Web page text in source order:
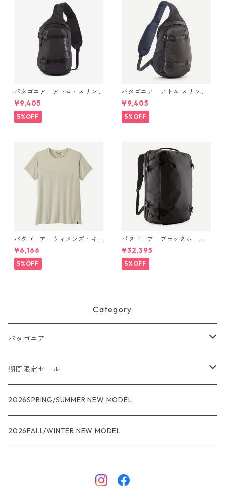
パタゴニア アトム・スリン
グ 8L (カラー Black) Patago
nia Atom Sling Bag 8L 日本
正規品 製品番号 48262
¥9,405
5%OFF
パタゴニア アトム スリング
8L Smolder Blue 48262 Pata
gonia Atom Sling Bag 8L 日
本正規品
¥9,405
5%OFF
パタゴニア ウィメンズ・キ
ャプリーン・クール・デイリ
ー・シャツ Dyno White 4522
6
¥6,166
5%OFF
パタゴニア ブラックホー
ル・MLC 45L Black w/Black
49307 日本正規品
¥32,395
5%OFF
Category
パタゴニア
メンズ
R1
ウィメンズ
R1
ジャケット・アウター
期間限定セール
★★★
レインウェアー
2026SPRING/SUMMER NEW MODEL
2026FALL/WINTER NEW MODEL